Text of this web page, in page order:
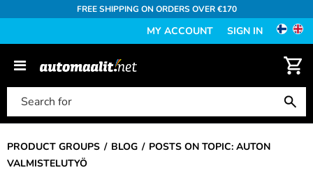
FREE SHIPPING ON ORDERS OVER €170
MY ACCOUNT SIGN IN
PRODUCT GROUPS BLOG
POSTS ON TOPIC: AUTON
VALMISTELUTYÖ